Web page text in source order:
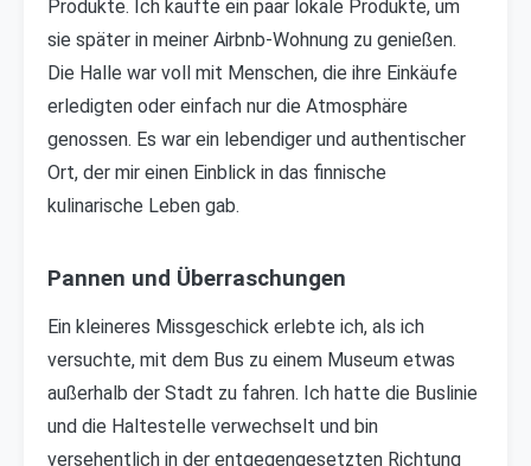
Produkte. Ich kaufte ein paar lokale Produkte, um
sie später in meiner Airbnb-Wohnung zu genießen.
Die Halle war voll mit Menschen, die ihre Einkäufe
erledigten oder einfach nur die Atmosphäre
genossen. Es war ein lebendiger und authentischer
Ort, der mir einen Einblick in das finnische
kulinarische Leben gab.
Pannen und Überraschungen
Ein kleineres Missgeschick erlebte ich, als ich
versuchte, mit dem Bus zu einem Museum etwas
außerhalb der Stadt zu fahren. Ich hatte die Buslinie
und die Haltestelle verwechselt und bin
versehentlich in der entgegengesetzten Richtung